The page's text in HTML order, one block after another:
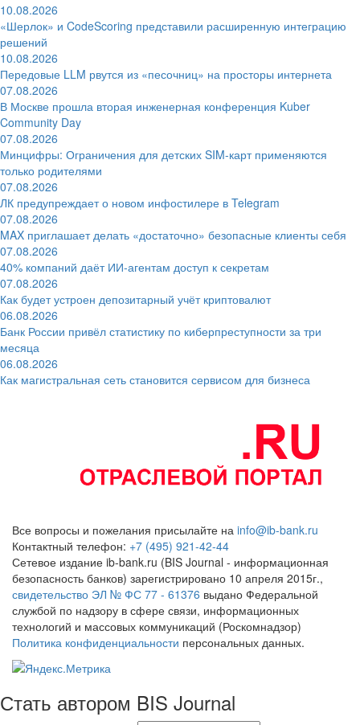
10.08.2026
«Шерлок» и CodeScoring представили расширенную интеграцию
решений
10.08.2026
Передовые LLM рвутся из «песочниц» на просторы интернета
07.08.2026
В Москве прошла вторая инженерная конференция Kuber
Community Day
07.08.2026
Минцифры: Ограничения для детских SIM-карт применяются
только родителями
07.08.2026
ЛК предупреждает о новом инфостилере в Telegram
07.08.2026
MAX приглашает делать «достаточно» безопасные клиенты себя
07.08.2026
40% компаний даёт ИИ‑агентам доступ к секретам
07.08.2026
Как будет устроен депозитарный учёт криптовалют
06.08.2026
Банк России привёл статистику по киберпреступности за три
месяца
06.08.2026
Как магистральная сеть становится сервисом для бизнеса
Все вопросы и пожелания присылайте на info@ib-bank.ru
Контактный телефон: +7 (495) 921-42-44
Сетевое издание ib-bank.ru (BIS Journal - информационная
безопасность банков) зарегистрировано 10 апреля 2015г.,
свидетельство ЭЛ № ФС 77 - 61376 выдано Федеральной
службой по надзору в сфере связи, информационных
технологий и массовых коммуникаций (Роскомнадзор)
Политика конфиденциальности персональных данных.
Стать автором BIS Journal